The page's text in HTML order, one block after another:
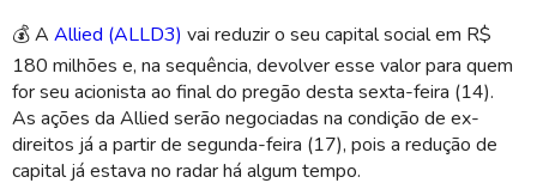
💰 A Allied (ALLD3) vai reduzir o seu capital social em R$
180 milhões e, na sequência, devolver esse valor para quem
for seu acionista ao final do pregão desta sexta-feira (14).
As ações da Allied serão negociadas na condição de ex-
direitos já a partir de segunda-feira (17), pois a redução de
capital já estava no radar há algum tempo.